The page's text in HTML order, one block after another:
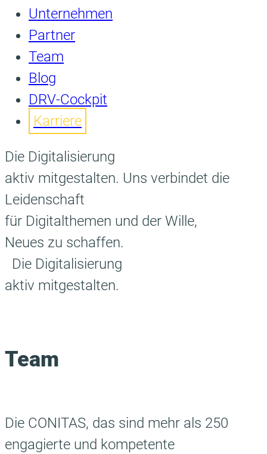
Unternehmen
Partner
Team
Blog
DRV-Cockpit
Karriere
Die Digitalisierung
aktiv mitgestalten. Uns verbindet die
Leidenschaft
für Digitalthemen und der Wille,
Neues zu schaffen.
Die Digitalisierung
aktiv mitgestalten.
Team
Die CONITAS, das sind mehr als 250
engagierte und kompetente